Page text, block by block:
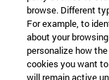
browse. Different
For example, to
about your
personalize how
cookies you want
will remain active